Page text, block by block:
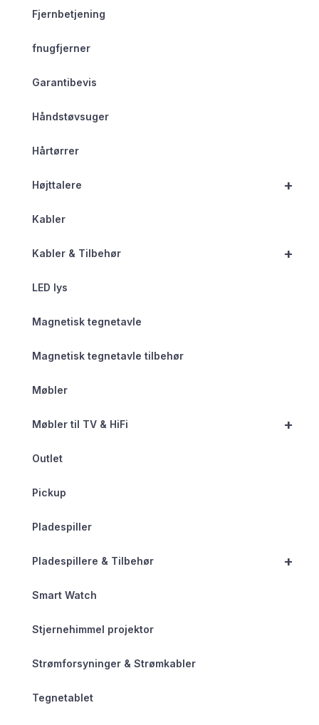
Fjernbetjening
fnugfjerner
Garantibevis
Håndstøvsuger
Hårtørrer
+
Højttalere
Kabler
+
Kabler & Tilbehør
LED lys
Magnetisk tegnetavle
Magnetisk tegnetavle tilbehør
Møbler
+
Møbler til TV & HiFi
Outlet
Pickup
Pladespiller
+
Pladespillere & Tilbehør
Smart Watch
Stjernehimmel projektor
Strømforsyninger & Strømkabler
Tegnetablet